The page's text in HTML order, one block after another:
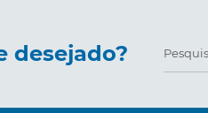
desejado?